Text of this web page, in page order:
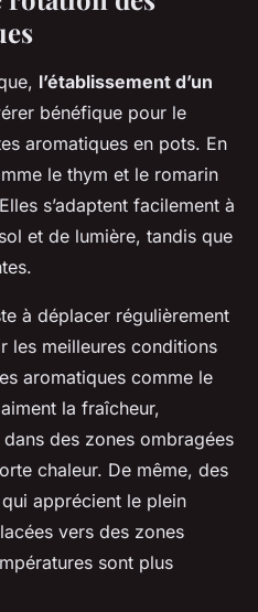
l’établissement d’un
bénéfique pour le
aromatiques en pots. En
le thym et le romarin
s’adaptent facilement à
et de lumière, tandis que
à déplacer régulièrement
les meilleures conditions
aromatiques comme le
la fraîcheur,
des zones ombragées
chaleur. De même, des
apprécient le plein
vers des zones
sont plus